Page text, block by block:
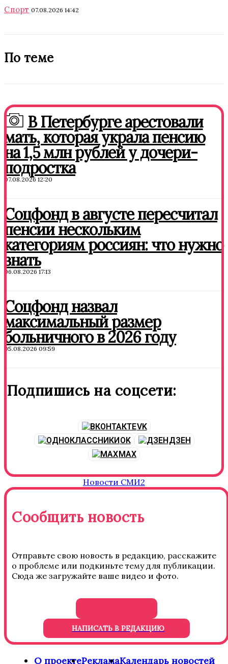
Спорт 07.08.2026 14:42
По теме
В Петербурге арестовали
мать, которая украла пенсию
на 1,5 млн рублей у дочери-
подростка
07.08.2026 12:20
Соцфонд в августе пересчитал
пенсии нескольким
категориям россиян: что нужно
знать
06.08.2026 17:13
Соцфонд назвал
максимальный размер
больничного в 2026 году
05.08.2026 09:59
Подпишись на соцсети:
VK
OK
ДЗЕН
MAX
Новости СМИ2
Сообщить новость
Отправьте свою новость в редакцию, расскажите
о проблеме или подкиньте тему для публикации.
Сюда же загружайте ваше видео и фото.
НАПИСАТЬ В РЕДАКЦИЮ
О проектеРекламаКалендарь новостей